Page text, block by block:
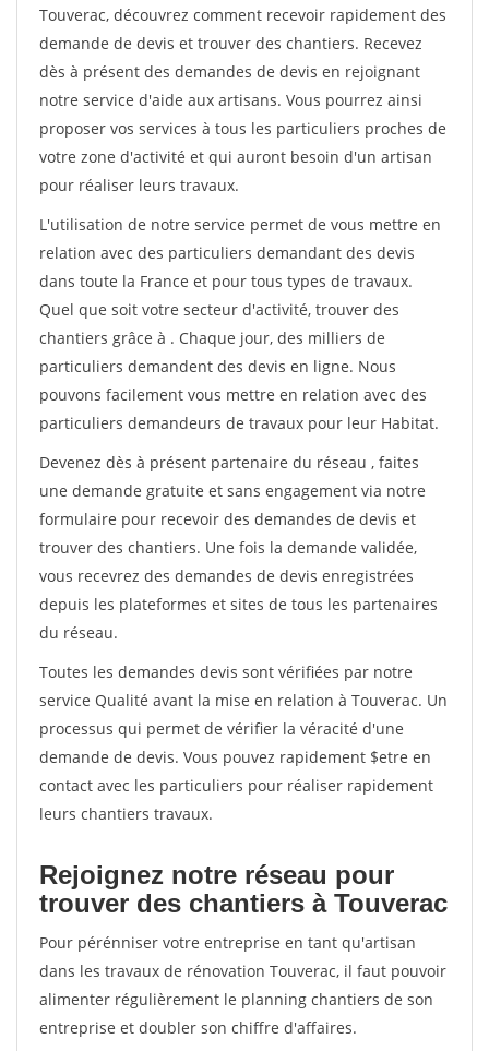
Touverac, découvrez comment recevoir rapidement des
demande de devis et trouver des chantiers. Recevez
dès à présent des demandes de devis en rejoignant
notre service d'aide aux artisans. Vous pourrez ainsi
proposer vos services à tous les particuliers proches de
votre zone d'activité et qui auront besoin d'un artisan
pour réaliser leurs travaux.
L'utilisation de notre service permet de vous mettre en
relation avec des particuliers demandant des devis
dans toute la France et pour tous types de travaux.
Quel que soit votre secteur d'activité, trouver des
chantiers grâce à . Chaque jour, des milliers de
particuliers demandent des devis en ligne. Nous
pouvons facilement vous mettre en relation avec des
particuliers demandeurs de travaux pour leur Habitat.
Devenez dès à présent partenaire du réseau , faites
une demande gratuite et sans engagement via notre
formulaire pour recevoir des demandes de devis et
trouver des chantiers. Une fois la demande validée,
vous recevrez des demandes de devis enregistrées
depuis les plateformes et sites de tous les partenaires
du réseau.
Toutes les demandes devis sont vérifiées par notre
service Qualité avant la mise en relation à Touverac. Un
processus qui permet de vérifier la véracité d'une
demande de devis. Vous pouvez rapidement $etre en
contact avec les particuliers pour réaliser rapidement
leurs chantiers travaux.
Rejoignez notre réseau pour
trouver des chantiers à Touverac
Pour pérénniser votre entreprise en tant qu'artisan
dans les travaux de rénovation Touverac, il faut pouvoir
alimenter régulièrement le planning chantiers de son
entreprise et doubler son chiffre d'affaires.